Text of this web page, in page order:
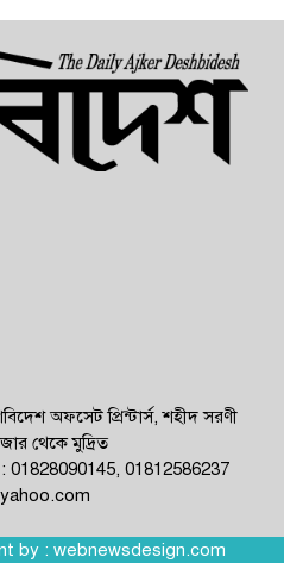
অফসেট প্রিন্টার্স, শহীদ সরণী
থেকে মুদ্রিত
: 01828090145, 01812586237
by : webnewsdesign.com